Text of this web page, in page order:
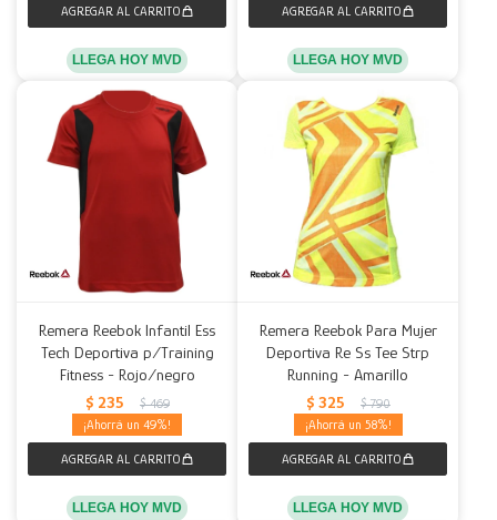
LLEGA HOY MVD LLEGA HOY MVD
Remera Reebok Infantil Ess
Tech Deportiva p/Training
Fitness - Rojo/negro
$ 235 $ 469
49
LLEGA HOY MVD
Remera Reebok Para Mujer
Deportiva Re Ss Tee Strp
Running - Amarillo
$ 325 $ 790
58
LLEGA HOY MVD